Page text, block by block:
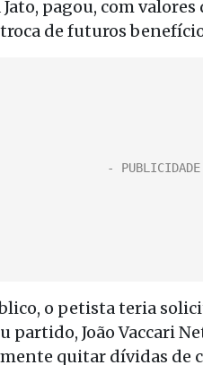
pagou, com
de futuros
o petista teria
partido, João Vaccari
quitar dívidas de